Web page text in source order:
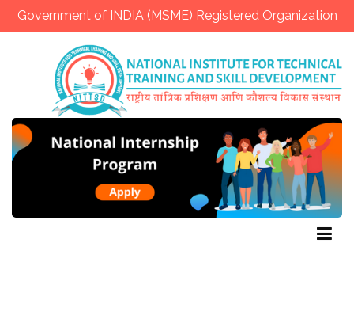
Government of INDIA (MSME) Registered Organization